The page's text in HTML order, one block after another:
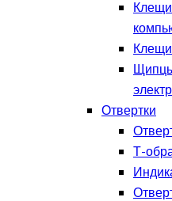
Отвертки
Т-